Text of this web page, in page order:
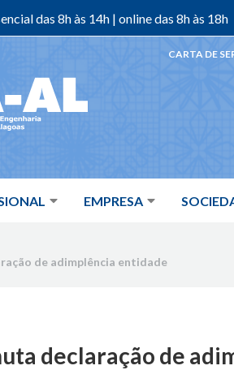
das 8h às 14h | online das 8h às 18h
EMPRESA
CARTA DE
de adimplência entidade
declaração de